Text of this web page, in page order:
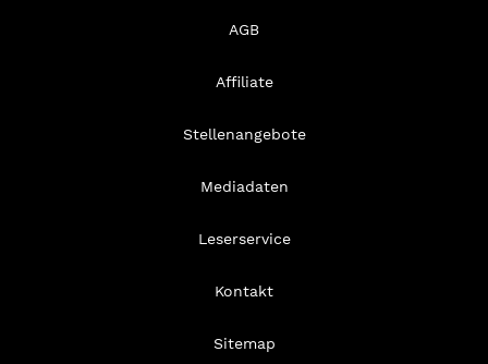
AGB
Affiliate
Stellenangebote
Mediadaten
Leserservice
Kontakt
Sitemap